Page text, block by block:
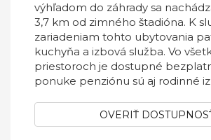
výhľadom do záhrady sa
3,7 km od zimného štadióna. K
zariadeniam tohto ubytovania
kuchyňa a izbová služba. Vo
priestoroch je dostupné
ponuke penziónu sú aj rodinné
OVERIŤ